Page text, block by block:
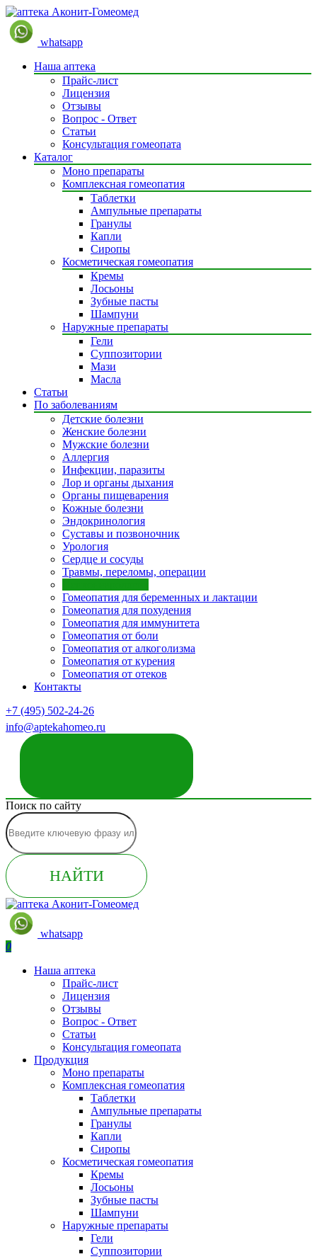
whatsapp
Наша аптека
Прайс-лист
Лицензия
Отзывы
Вопрос - Ответ
Статьи
Консультация гомеопата
Каталог
Моно препараты
Комплексная гомеопатия
Таблетки
Ампульные препараты
Гранулы
Капли
Сиропы
Косметическая гомеопатия
Кремы
Лосьоны
Зубные пасты
Шампуни
Наружные препараты
Гели
Суппозитории
Мази
Масла
Статьи
По заболеваниям
Детские болезни
Женские болезни
Мужские болезни
Аллергия
Инфекции, паразиты
Лор и органы дыхания
Органы пищеварения
Кожные болезни
Эндокринология
Суставы и позвоночник
Урология
Сердце и сосуды
Травмы, переломы, операции
Гомеопатия для беременных и лактации
Гомеопатия для похудения
Гомеопатия для иммунитета
Гомеопатия от боли
Гомеопатия от алкоголизма
Гомеопатия от курения
Гомеопатия от отеков
Контакты
+7 (495) 502-24-26
info@aptekahomeo.ru
Поиск по сайту
НАЙТИ
whatsapp
0
Наша аптека
Прайс-лист
Лицензия
Отзывы
Вопрос - Ответ
Статьи
Консультация гомеопата
Продукция
Моно препараты
Комплексная гомеопатия
Таблетки
Ампульные препараты
Гранулы
Капли
Сиропы
Косметическая гомеопатия
Кремы
Лосьоны
Зубные пасты
Шампуни
Наружные препараты
Гели
Суппозитории